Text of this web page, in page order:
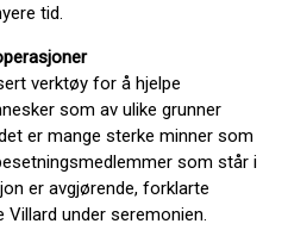
tid.
verktøy for å hjelpe
som av ulike grunner
er mange sterke minner som
som står i
er avgjørende, forklarte
under seremonien.